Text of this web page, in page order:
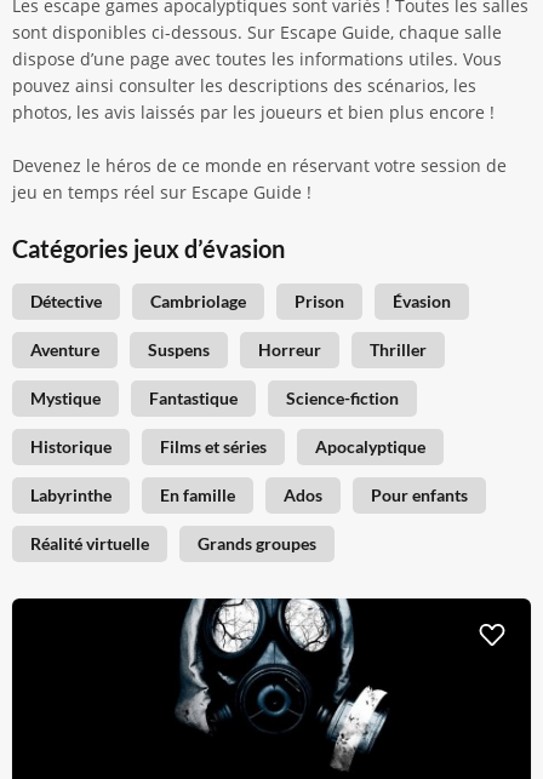
Les escape games apocalyptiques sont variés ! Toutes les salles
sont disponibles ci-dessous. Sur Escape Guide, chaque salle
dispose d’une page avec toutes les informations utiles. Vous
pouvez ainsi consulter les descriptions des scénarios, les
photos, les avis laissés par les joueurs et bien plus encore !
Devenez le héros de ce monde en réservant votre session de
jeu en temps réel sur Escape Guide !
Catégories jeux d’évasion
Détective Cambriolage Prison Évasion
Aventure Suspens Horreur Thriller
Mystique Fantastique Science-fiction
Historique Films et séries Apocalyptique
Labyrinthe En famille Ados Pour enfants
Réalité virtuelle Grands groupes